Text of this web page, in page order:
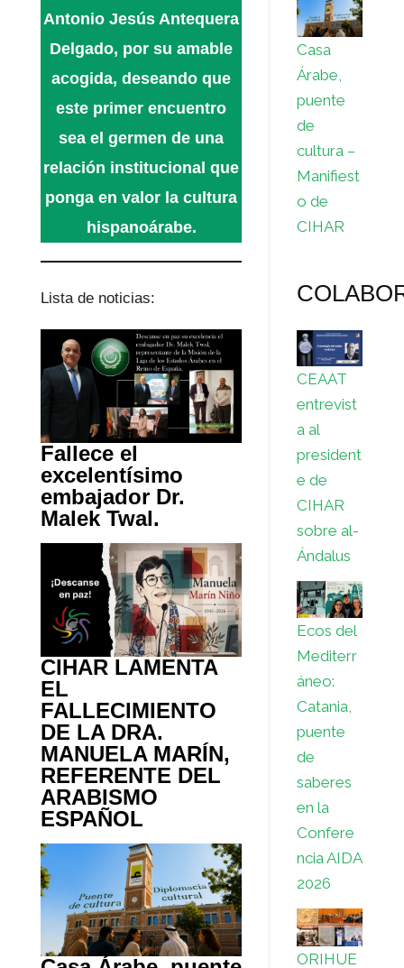
Antonio Jesús Antequera
Delgado, por su amable
acogida, deseando que
este primer encuentro
sea el germen de una
relación institucional que
ponga en valor la cultura
hispanoárabe.
Lista de noticias:
Fallece el
excelentísimo
embajador Dr.
Malek Twal.
CIHAR LAMENTA
EL
FALLECIMIENTO
DE LA DRA.
MANUELA MARÍN,
REFERENTE DEL
ARABISMO
ESPAÑOL
Casa
Árabe,
puente
de
cultura –
Manifiest
o de
CIHAR
CEAAT
entrevist
a al
president
e de
CIHAR
sobre al-
Ándalus
Ecos del
Mediterr
áneo:
Catania,
puente
de
saberes
en la
Confere
ncia AIDA
2026
ORIHUE